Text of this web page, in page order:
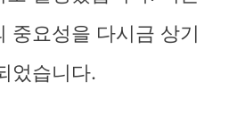
중요성을 다시금 상기
었습니다.